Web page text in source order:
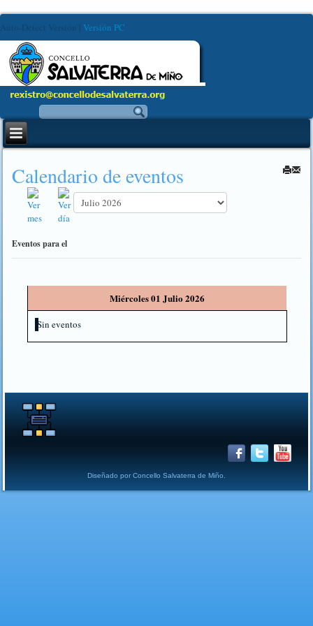
Auto-Detect Version Versión PC
Calendario de eventos
Eventos para el
Miércoles 01 Julio 2026
Sin eventos
Diseñado por Concello Salvaterra de Miño.